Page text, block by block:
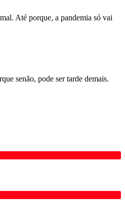
Até porque, a pandemia só vai
senão, pode ser tarde demais.